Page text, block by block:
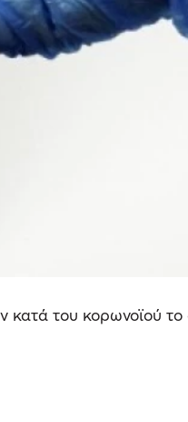
κατά του κορωνοϊού